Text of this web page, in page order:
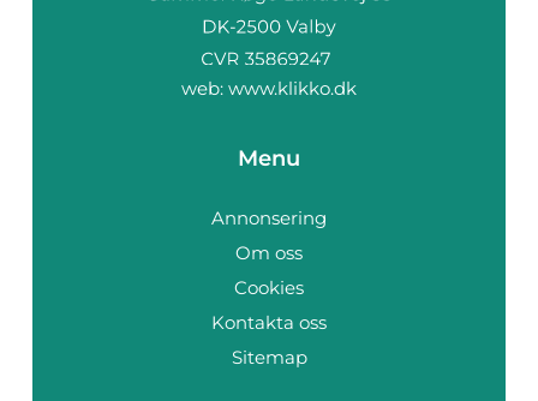
web: www.klikko.dk
Menu
Annonsering
Om oss
Cookies
Kontakta oss
Sitemap